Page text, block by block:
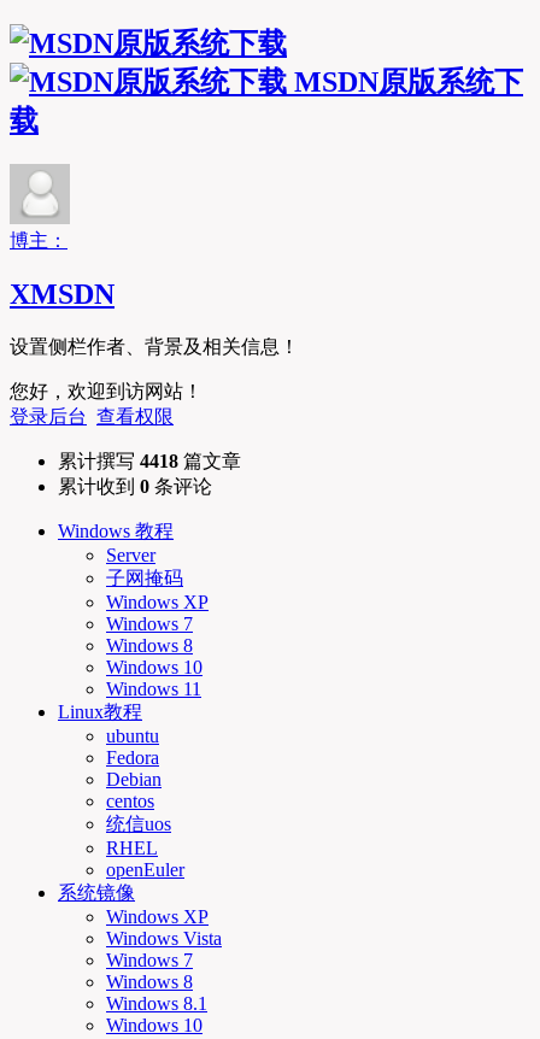
MSDN原版系统下
载
博主：
XMSDN
设置侧栏作者、背景及相关信息！
您好，欢迎到访网站！
登录后台 查看权限
累计撰写 4418 篇文章
累计收到 0 条评论
Windows 教程
Server
子网掩码
Windows XP
Windows 7
Windows 8
Windows 10
Windows 11
Linux教程
ubuntu
Fedora
Debian
centos
统信uos
RHEL
openEuler
系统镜像
Windows XP
Windows Vista
Windows 7
Windows 8
Windows 8.1
Windows 10